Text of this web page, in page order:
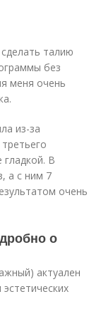
талию
без
меня очень
из-за
В
а с ним 7
очень
о
актуален